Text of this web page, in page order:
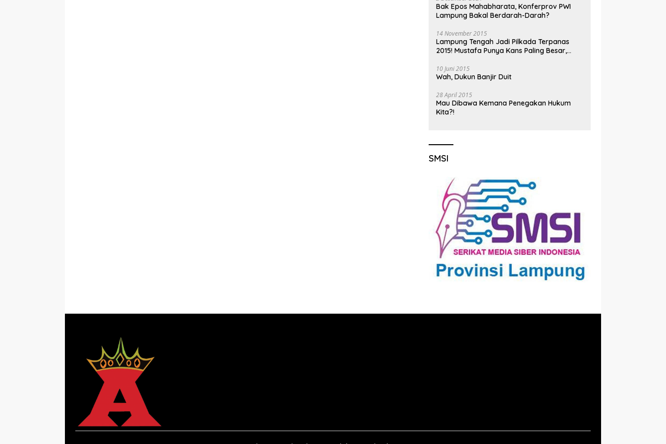
Bak Epos Mahabharata, Konferprov PWI
Lampung Bakal Berdarah-Darah?
14 November 2015
Lampung Tengah Jadi Pilkada Terpanas
2015! Mustafa Punya Kans Paling Besar,
10 Juni 2015
Wah, Dukun Banjir Duit
28 April 2015
Mau Dibawa Kemana Penegakan Hukum
Kita?!
SMSI